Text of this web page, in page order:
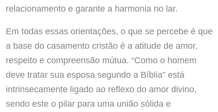
relacionamento e garante a harmonia no lar.
Em todas essas orientações, o que se percebe é que
a base do casamento cristão é a atitude de amor,
respeito e compreensão mútua. “Como o homem
deve tratar sua esposa segundo a Bíblia” está
intrinsecamente ligado ao reflexo do amor divino,
sendo este o pilar para uma união sólida e